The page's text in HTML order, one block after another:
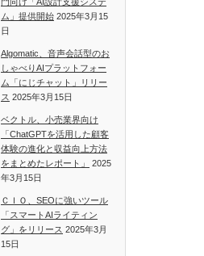
ム」提供開始 2025年3月15
日
Algomatic、音声会話型のお
しゃべりAIプラットフォー
ム「にじチャット」リリー
ス 2025年3月15日
ベクトル、小売業界向け
「ChatGPTを活用した顧客
体験の進化と収益向上方法
をまとめたレポート」
2025
年3月15日
ＣＩＯ、SEOに強いツール
「スマートAIライティン
グ」をリリース 2025年3月
15日